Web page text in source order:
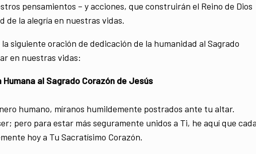
pensamientos – y acciones, que construirán el Reino de Dios
de la alegría en nuestras vidas.
siguiente oración de dedicación de la humanidad al Sagrado
en nuestras vidas:
al Sagrado Corazón de Jesús
humano, míranos humildemente postrados ante tu altar.
pero para estar más seguramente unidos a Ti, he aquí que
hoy a Tu Sacratísimo Corazón.